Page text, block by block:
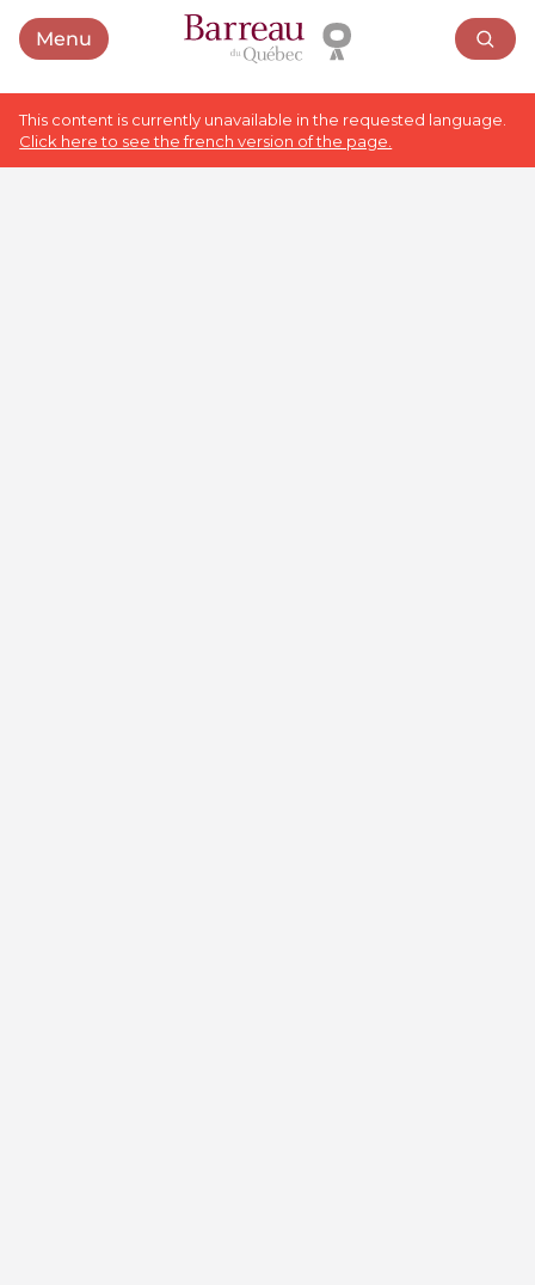
MenuOpen menu
This content is currently unavailable in the requested language.
Click here to see the french version of the page.